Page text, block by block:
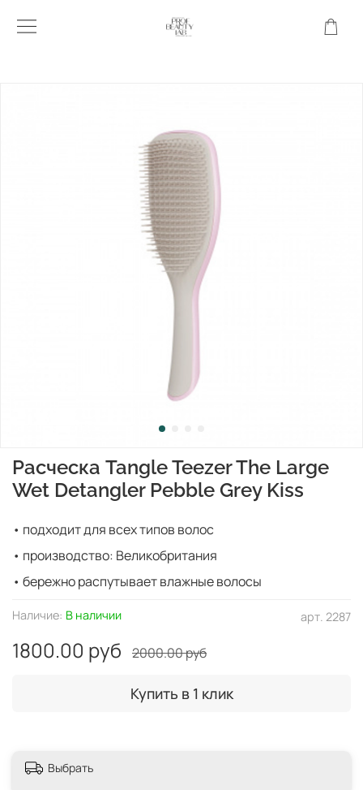
арт. 2287
Наличие: В наличии
Расческа Tangle Teezer The Large
Wet Detangler Pebble Grey Kiss
1800.00 руб 2000.00 руб
Купить в 1 клик
• подходит для всех типов волос
• производство: Великобритания
• бережно распутывает влажные волосы
Выбрать